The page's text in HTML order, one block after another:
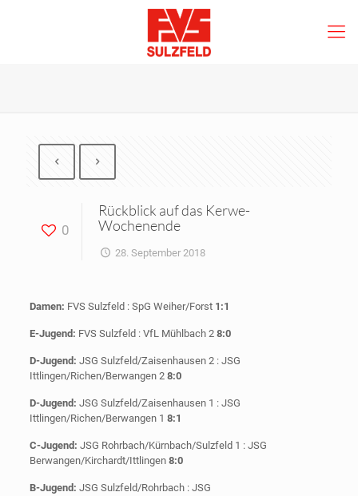
0
Rückblick auf das Kerwe-
Wochenende
28. September 2018
Damen: FVS Sulzfeld : SpG Weiher/Forst 1:1
E-Jugend: FVS Sulzfeld : VfL Mühlbach 2 8:0
D-Jugend: JSG Sulzfeld/Zaisenhausen 2 : JSG
Ittlingen/Richen/Berwangen 2 8:0
D-Jugend: JSG Sulzfeld/Zaisenhausen 1 : JSG
Ittlingen/Richen/Berwangen 1 8:1
C-Jugend: JSG Rohrbach/Kürnbach/Sulzfeld 1 : JSG
Berwangen/Kirchardt/Ittlingen 8:0
B-Jugend: JSG Sulzfeld/Rohrbach : JSG